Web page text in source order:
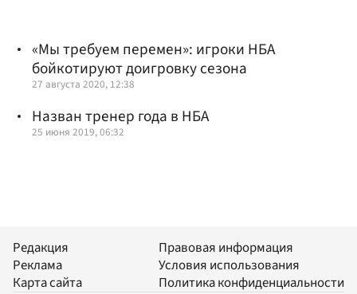
«Мы требуем перемен»: игроки НБА
бойкотируют доигровку сезона
27 августа 2020, 12:38
Назван тренер года в НБА
25 июня 2019, 06:32
Редакция
Реклама
Карта сайта
Правовая информация
Условия использования
Политика конфиденциальности